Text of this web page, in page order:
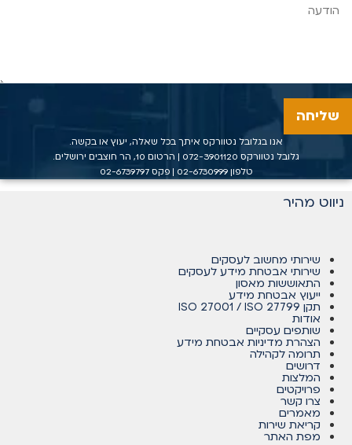
שליחה
אנו בגלובל נטוורקס איתך בכל שאלה, יעוץ או בקשה.
גלובל נטוורקס 072-3901120 | הרטום 10, הר חוצבים ירושלים.
טלפון02-6730999 | פקס 02-6739797
ניווט מהיר
שירותי מחשוב לעסקים
שירותי אבטחת מידע לעסקים
התאוששות מאסון
ייעוץ אבטחת מידע
תקן ISO 27001 / ISO 27799
אודות
שותפים עסקיים
הצהרת מדיניות אבטחת מידע
תרומה לקהילה
דרושים
המלצות
פרויקטים
צרו קשר
מאמרים
קריאת שירות
מפת האתר